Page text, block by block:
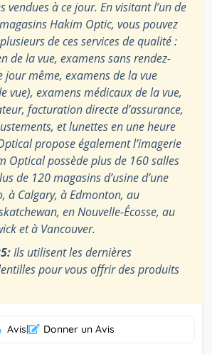
vendues à ce jour. En visitant l’un de
Hakim Optic, vous pouvez
de ces services de qualité :
de la vue, examens sans rendez-
jour même, examens de la vue
vue), examens médicaux de la vue,
facturation directe d’assurance,
et lunettes en une heure
propose également l’imagerie
Optical possède plus de 160 salles
de 120 magasins d’usine d’une
à Calgary, à Edmonton, au
en Nouvelle-Écosse, au
et à Vancouver.
Ils utilisent les dernières
pour vous offrir des produits
Avis| Donner un Avis